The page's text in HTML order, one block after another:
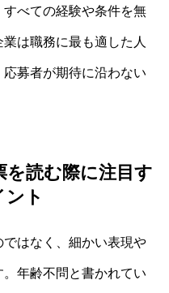
べての経験や条件を無
は職務に最も適した人
募者が期待に沿わない
を読む際に注目す
ト
はなく、細かい表現や
年齢不問と書かれてい